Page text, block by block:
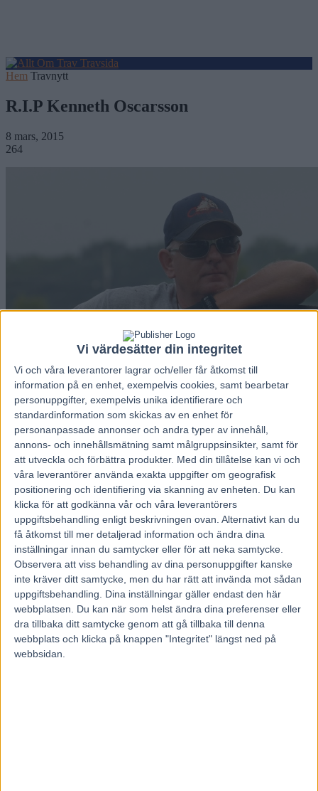
Vi värdesätter din integritet
Vi och våra leverantorer lagrar och/eller får åtkomst till
information på en enhet, exempelvis cookies, samt bearbetar
personuppgifter, exempelvis unika identifierare och
standardinformation som skickas av en enhet för
personanpassade annonser och andra typer av innehåll,
annons- och innehållsmätning samt målgruppsinsikter, samt för
att utveckla och förbättra produkter. Med din tillåtelse kan vi och
våra leverantörer använda exakta uppgifter om geografisk
positionering och identifiering via skanning av enheten. Du kan
klicka för att godkänna vår och våra leverantörers
uppgiftsbehandling enligt beskrivningen ovan. Alternativt kan du
få åtkomst till mer detaljerad information och ändra dina
inställningar innan du samtycker eller för att neka samtycke.
Observera att viss behandling av dina personuppgifter kanske
inte kräver ditt samtycke, men du har rätt att invända mot sådan
uppgiftsbehandling. Dina inställningar gäller endast den här
webbplatsen. Du kan när som helst ändra dina preferenser eller
dra tillbaka ditt samtycke genom att gå tillbaka till denna
webbplats och klicka på knappen "Integritet" längst ned på
webbsidan.
Hem Travnytt
R.I.P Kenneth Oscarsson
8 mars, 2015
264
Han kallade sig själv ”halvamerikan”, men hemlandet låg närmast hjärtat.
Kenneth Oscarsson, svensk travtränare i USA, har gått bort i en ålder av 60 år
Kenneth Oscarsson var allt i allo i brodern Jims satsning i USA för
något år sedan. För Eskilstunatränaren Jim Oscarsson blev USA-
sejouren ett äventyr under ett par säsonger. Storbrodern Kenneth
Oscarsson bodde och arbetade over there i halva sitt liv.
60 år gammal avled han på lördagen i Florida.
Karriären med hästarna startade hemma i Umeå där han som 16-